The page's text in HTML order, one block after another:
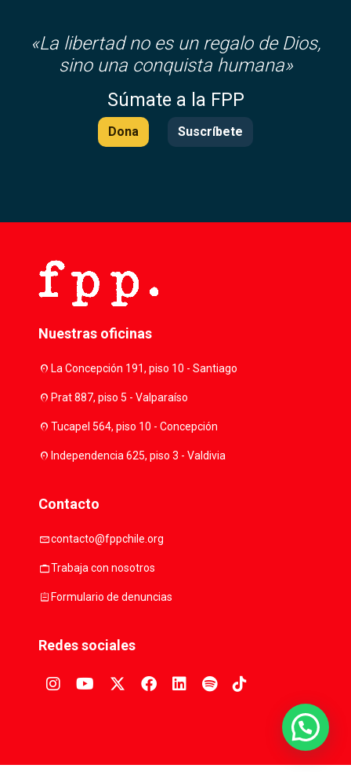
«La libertad no es un regalo de Dios,
sino una conquista humana»
Súmate a la FPP
Dona Suscríbete
Nuestras oficinas
location_onLa Concepción 191, piso 10 - Santiago
location_onPrat 887, piso 5 - Valparaíso
location_onTucapel 564, piso 10 - Concepción
location_onIndependencia 625, piso 3 - Valdivia
Contacto
mailcontacto@fppchile.org
workTrabaja con nosotros
assignmentFormulario de denuncias
Redes sociales